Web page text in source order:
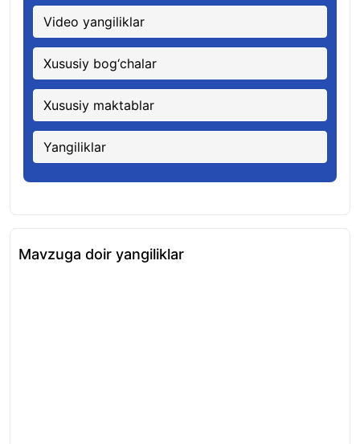
Video yangiliklar
Xususiy bog‘chalar
Xususiy maktablar
Yangiliklar
Mavzuga doir yangiliklar